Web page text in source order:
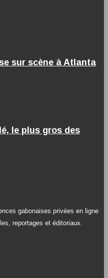
sur scène à Atlanta
le plus gros des
gabonaises privées en ligne
reportages et éditoriaux.